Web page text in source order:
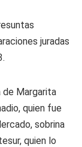
juradas
de Margarita
quien fue
sobrina
quien lo